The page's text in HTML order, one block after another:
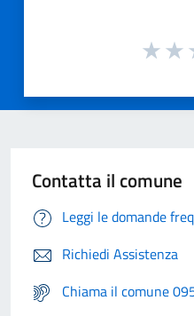
Contatta il comune
Leggi le domande
Richiedi Assistenza
Chiama il comune